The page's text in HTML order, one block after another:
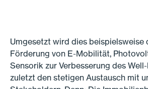
Umgesetzt wird dies beispielsweise
Förderung von E-Mobilität,
Sensorik zur Verbesserung des
zuletzt den stetigen Austausch mit